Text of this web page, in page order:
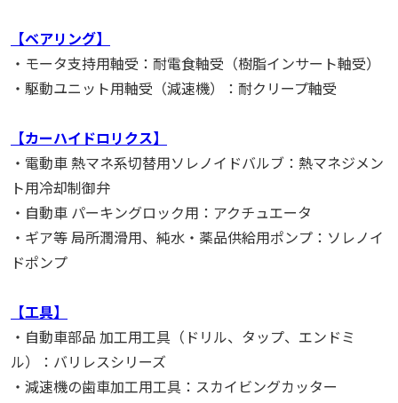
【ベアリング】
・モータ支持用軸受：耐電食軸受（樹脂インサート軸受）
・駆動ユニット用軸受（減速機）：耐クリープ軸受
【カーハイドロリクス】
・電動車 熱マネ系切替用ソレノイドバルブ：熱マネジメン
ト用冷却制御弁
・自動車 パーキングロック用：アクチュエータ
・ギア等 局所潤滑用、純水・薬品供給用ポンプ：ソレノイ
ドポンプ
【工具】
・自動車部品 加工用工具（ドリル、タップ、エンドミ
ル）：バリレスシリーズ
・減速機の歯車加工用工具：スカイビングカッター